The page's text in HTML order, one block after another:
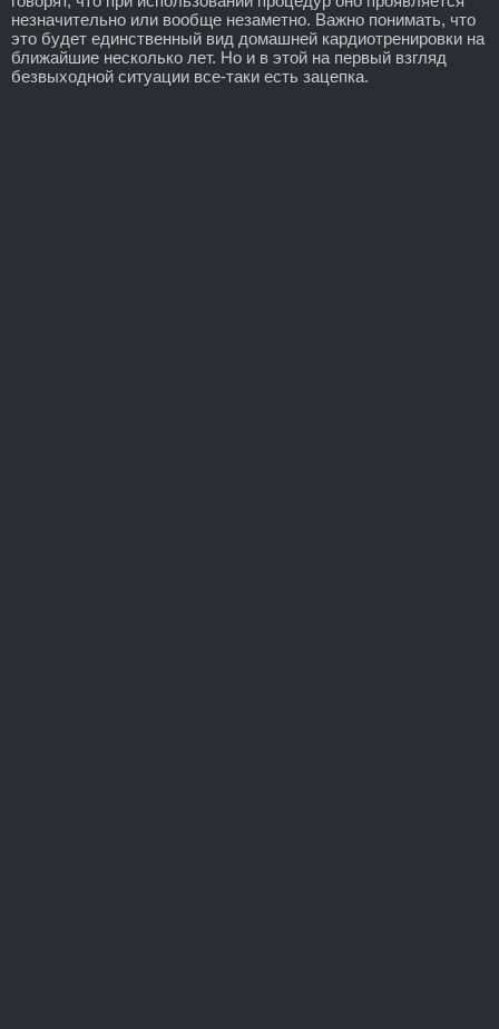
незначительно или вообще незаметно. Важно понимать, что
это будет единственный вид домашней кардиотренировки на
ближайшие несколько лет. Но и в этой на первый взгляд
безвыходной ситуации все-таки есть зацепка.